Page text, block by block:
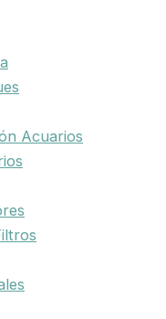
Acuarios